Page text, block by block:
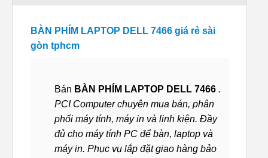
BÀN PHÍM LAPTOP DELL 7466 giá rẻ sài
gòn tphcm
Bán BÀN PHÍM LAPTOP DELL 7466 .
PCI Computer chuyên mua bán, phân
phối máy tính, máy in và linh kiện. Đầy
đủ cho máy tính PC để bàn, laptop và
máy in. Phục vụ lắp đặt giao hàng bảo